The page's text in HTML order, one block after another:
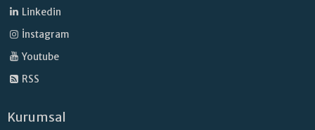
Linkedin
İnstagram
Youtube
RSS
Kurumsal